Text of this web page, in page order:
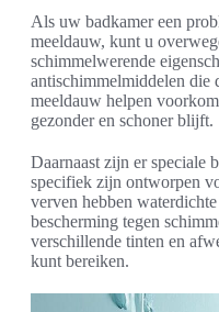
Als uw badkamer een
meeldauw, kunt u
schimmelwerende
antischimmelmiddelen die
meeldauw helpen
gezonder en schoner blijft.
Daarnaast zijn er speciale
specifiek zijn ontworpen
verven hebben
bescherming tegen
verschillende tinten en
kunt bereiken.